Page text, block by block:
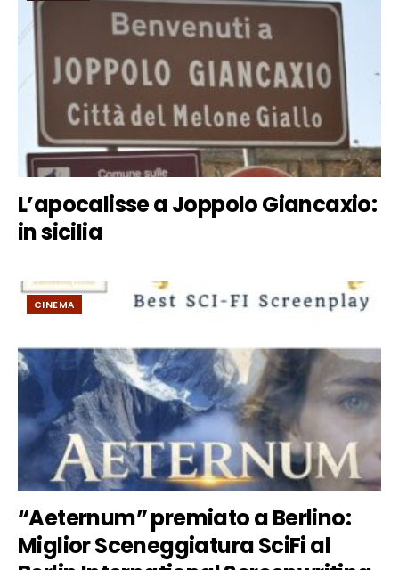
L’apocalisse a Joppolo Giancaxio:
in sicilia
CINEMA
“Aeternum” premiato a Berlino:
Miglior Sceneggiatura SciFi al